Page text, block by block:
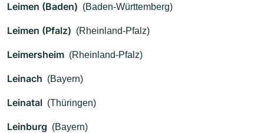
Leimen (Baden) (Baden-Württemberg)
Leimen (Pfalz) (Rheinland-Pfalz)
Leimersheim (Rheinland-Pfalz)
Leinach (Bayern)
Leinatal (Thüringen)
Leinburg (Bayern)